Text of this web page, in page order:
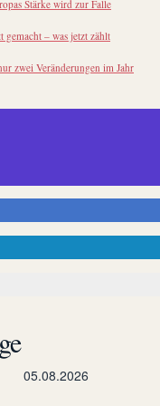
Stärke wird zur Falle
– was jetzt zählt
zwei Veränderungen im Jahr
05.08.2026